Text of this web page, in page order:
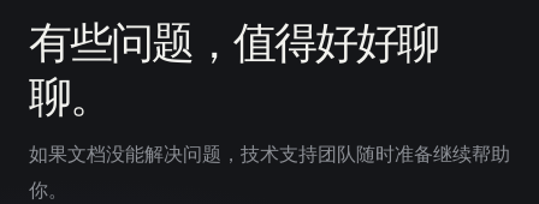
有些问题，值得好好聊
聊。
如果文档没能解决问题，技术支持团队随时准备继续帮助
你。